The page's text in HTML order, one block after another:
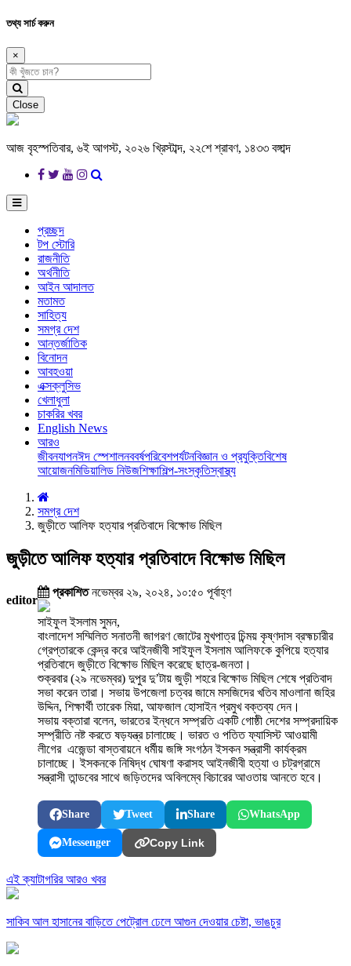
তথ্য সার্চ করুন
×
Close
আজ বৃহস্পতিবার, ৬ই আগস্ট, ২০২৬ খ্রিস্টাব্দ, ২২শে শ্রাবণ, ১৪৩৩ বঙ্গাব্দ
প্রচ্ছদ
টপ স্টোরি
রাজনীতি
অর্থনীতি
আইন আদালত
মতামত
সাহিত্য
সমগ্র দেশ
আন্তর্জাতিক
বিনোদন
আবহওয়া
এক্সক্লুসিভ
খেলাধুলা
চাকরির খবর
English News
আরও
জীবনযাপনঈদ স্পেশালনববর্ষপরিবেশপর্যটনবিজ্ঞান ও প্রযুক্তিবিশেষ
আয়োজনমিডিয়ালিড নিউজশিক্ষাশিল্প-সংস্কৃতিস্বাস্থ্য
সমগ্র দেশ
জুড়ীতে আলিফ হত্যার প্রতিবাদে বিক্ষোভ মিছিল
জুড়ীতে আলিফ হত্যার প্রতিবাদে বিক্ষোভ মিছিল
editor
প্রকাশিতনভেম্বর ২৯, ২০২৪, ১০:৫০ পূর্বাহ্ণ
সাইফুল ইসলাম সুমন,
বাংলাদেশ সম্মিলিত সনাতনী জাগরণ জোটের মুখপাত্র চিন্ময় কৃষ্ণদাস ব্রহ্মচারীর
গ্রেপ্তারকে কেন্দ্র করে আইনজীবী সাইফুল ইসলাম আলিফকে কুপিয়ে হত্যার
প্রতিবাদে জুড়ীতে বিক্ষোভ মিছিল করেছে ছাত্র-জনতা।
শুক্রবার (২৯ নভেম্বর) দুপুর দু’টায় জুড়ী শহরে বিক্ষোভ মিছিল শেষে প্রতিবাদ
সভা করেন তারা। সভায় উপজেলা চত্বর জামে মসজিদের খতিব মাওলানা জহির
উদ্দিন, শিক্ষার্থী তারেক মিয়া, আফজাল হোসাইন প্রমুখ বক্তব্য দেন।
সভায় বক্তারা বলেন, ভারতের ইন্ধনে সম্প্রতি একটি গোষ্ঠী দেশের সম্প্রদায়িক
সম্প্রীতি নষ্ট করতে ষড়যন্ত্র চালাচ্ছে। ভারত ও পতিত ফ্যাসিস্ট আওয়ামী
লীগের এজেন্ডা বাস্তবায়নে ধর্মীয় জঙ্গি সংগঠন ইসকন সন্ত্রাসী কার্যক্রম
চালাচ্ছে। ইসকনকে নিষিদ্ধ ঘোষণা করাসহ আইনজীবী হত্যা ও চট্রগ্রামে
সন্ত্রাসী তান্ডবের সাথে জড়িতদের অবিলম্বে বিচারের আওতায় আনতে হবে।
Share Tweet Share WhatsApp
Messenger Copy Link
এই ক্যাটাগরির আরও খবর
সাকিব আল হাসানের বাড়িতে পেট্রোল ঢেলে আগুন দেওয়ার চেষ্টা, ভাঙচুর